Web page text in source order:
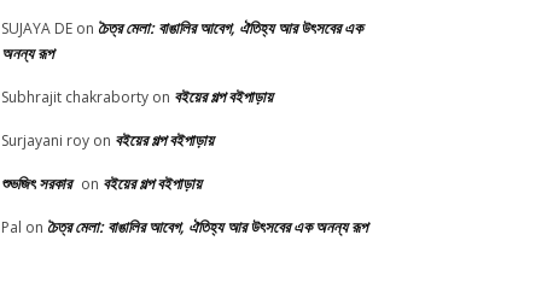
SUJAYA DE on চৈত্র মেলা: বাঙালির আবেগ, ঐতিহ্য আর উৎসবের এক
অনন্য রূপ
Subhrajit chakraborty on বইয়ের গল্প বইপাড়ায়
Surjayani roy on বইয়ের গল্প বইপাড়ায়
শুভজিৎ সরকার on বইয়ের গল্প বইপাড়ায়
Pal on চৈত্র মেলা: বাঙালির আবেগ, ঐতিহ্য আর উৎসবের এক অনন্য রূপ